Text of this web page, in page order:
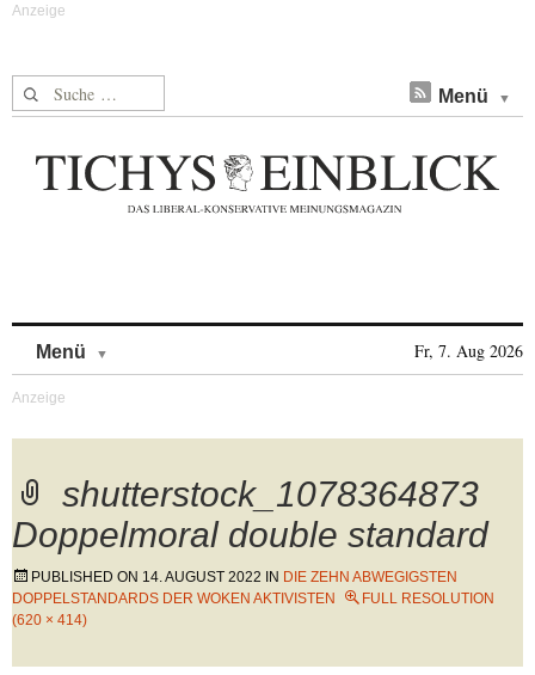
Suche nach: Menü
Menü Fr, 7. Aug 2026
shutterstock_1078364873
Doppelmoral double standard
PUBLISHED ON 14. AUGUST 2022 IN DIE ZEHN ABWEGIGSTEN
DOPPELSTANDARDS DER WOKEN AKTIVISTEN
FULL RESOLUTION
(620 × 414)